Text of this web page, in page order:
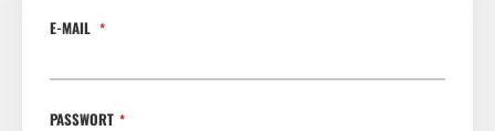
E-MAIL
PASSWORT